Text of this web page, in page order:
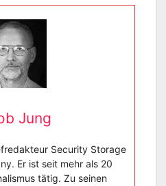
Jung
Security Storage
Er ist seit mehr als 20
tätig. Zu seinen